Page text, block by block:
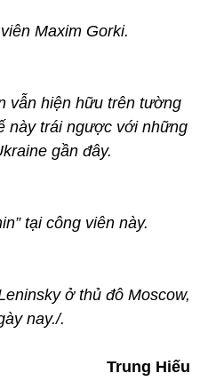
Maxim Gorki.
vẫn hiện hữu trên tường
này trái ngược với những
gần đây.
tại công viên này.
ở thủ đô Moscow,
nay./.
Trung Hiếu